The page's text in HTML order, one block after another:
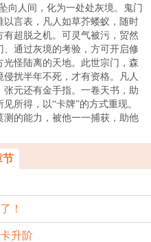
人间，化为一处处灰境。鬼门
言表，凡人如草芥蝼蚁，随时
超脱之机。可灵气被污，贸然
通过灰境的考验，方可开启修
怪陆离的天地。此世宗门，森
扰半年不死，才有资格。凡人
元还有金手指。一卷天书，助
所得，以“卡牌”的方式重现。
的能力，被他一一捕获，助他
节
！
升阶